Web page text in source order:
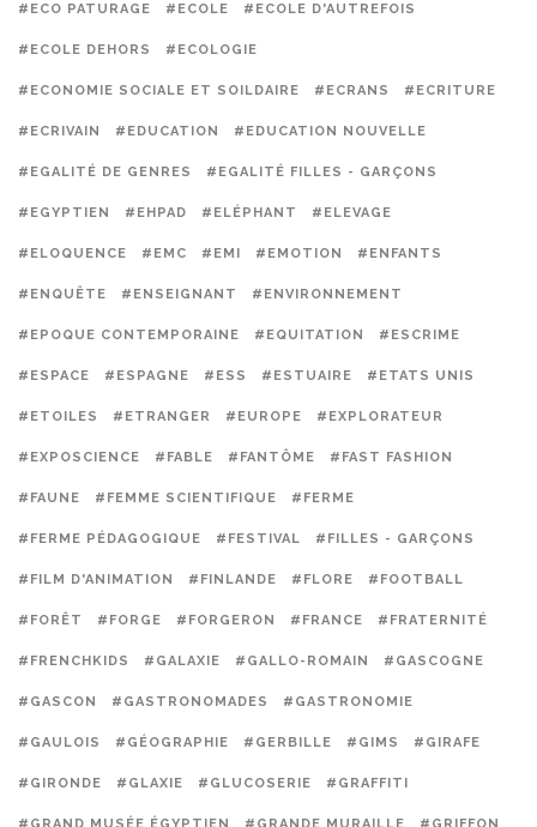
#ECO PATURAGE #ECOLE #ECOLE D'AUTREFOIS
#ECOLE DEHORS #ECOLOGIE
#ECONOMIE SOCIALE ET SOILDAIRE #ECRANS #ECRITURE
#ECRIVAIN #EDUCATION #EDUCATION NOUVELLE
#EGALITÉ DE GENRES #EGALITÉ FILLES - GARÇONS
#EGYPTIEN #EHPAD #ELÉPHANT #ELEVAGE
#ELOQUENCE #EMC #EMI #EMOTION #ENFANTS
#ENQUÊTE #ENSEIGNANT #ENVIRONNEMENT
#EPOQUE CONTEMPORAINE #EQUITATION #ESCRIME
#ESPACE #ESPAGNE #ESS #ESTUAIRE #ETATS UNIS
#ETOILES #ETRANGER #EUROPE #EXPLORATEUR
#EXPOSCIENCE #FABLE #FANTÔME #FAST FASHION
#FAUNE #FEMME SCIENTIFIQUE #FERME
#FERME PÉDAGOGIQUE #FESTIVAL #FILLES - GARÇONS
#FILM D'ANIMATION #FINLANDE #FLORE #FOOTBALL
#FORÊT #FORGE #FORGERON #FRANCE #FRATERNITÉ
#FRENCHKIDS #GALAXIE #GALLO-ROMAIN #GASCOGNE
#GASCON #GASTRONOMADES #GASTRONOMIE
#GAULOIS #GÉOGRAPHIE #GERBILLE #GIMS #GIRAFE
#GIRONDE #GLAXIE #GLUCOSERIE #GRAFFITI